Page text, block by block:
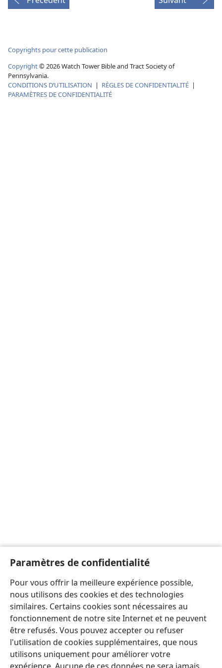
Paramètres de confidentialité
Pour vous offrir la meilleure expérience possible,
nous utilisons des cookies et des technologies
similaires. Certains cookies sont nécessaires au
fonctionnement de notre site Internet et ne peuvent
être refusés. Vous pouvez accepter ou refuser
l'utilisation de cookies supplémentaires, que nous
utilisons uniquement pour améliorer votre
vidéo
Copyrights pour cette publication
Copyright© 2026 Watch Tower Bible and Tract Society of
Pennsylvania.
CONDITIONS D’UTILISATION | RÈGLES DE CONFIDENTIALITÉ |
PARAMÈTRES DE CONFIDENTIALITÉ